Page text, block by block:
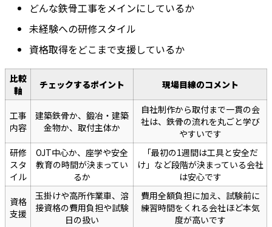
どんな鉄骨工事をメインにしているか
未経験への研修スタイル
資格取得をどこまで支援しているか
比較
軸
チェックするポイント 現場目線のコメント
工事
内容
建築鉄骨か、鍛冶・建築
金物か、取付主体か
自社制作から取付まで一貫の会
社は、鉄骨の流れを丸ごと学び
やすいです
研修
スタ
イル
OJT中心か、座学や安全
教育の時間が決まってい
るか
「最初の1週間は工具と安全だ
け」など段階が決まっている会社
は安心です
資格
支援
玉掛けや高所作業車、溶
接資格の費用負担や試験
日の扱い
費用全額負担に加え、試験前に
練習時間をくれる会社ほど本気
度が高いです